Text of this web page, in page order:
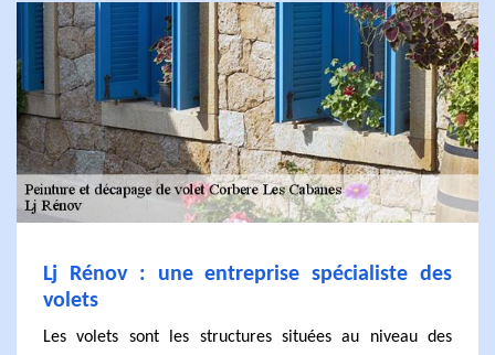
Lj Rénov : une entreprise spécialiste des
volets
Les volets sont les structures situées au niveau des